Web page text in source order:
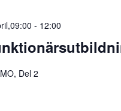
- 12:00
Del 2